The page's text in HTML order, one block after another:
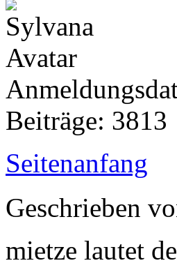
Beiträge: 3813
Seitenanfang
Geschrieben
mietze lautet